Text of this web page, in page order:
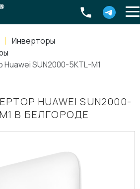
Инверторы
SUN2000-5KTL-M1
HUAWEI SUN2000-
В БЕЛГОРОДЕ
область Екатеринбург ,